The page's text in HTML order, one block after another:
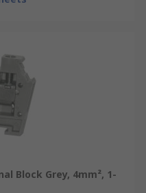
Block Grey, 4mm², 1-